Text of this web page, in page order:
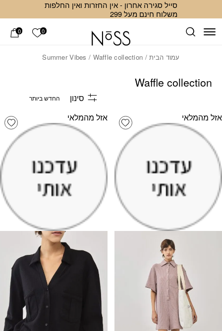
Skip to Contentסייל סגירה אחרון - אין החזרות ואין החלפות
משלוח חינם מעל 299
0 הרשימה
0
עמוד הבית/
Summer Vibes / Waffle collection
Waffle collection
סינון
Add wishlist אזל מהמלאי אזל מהמלאי